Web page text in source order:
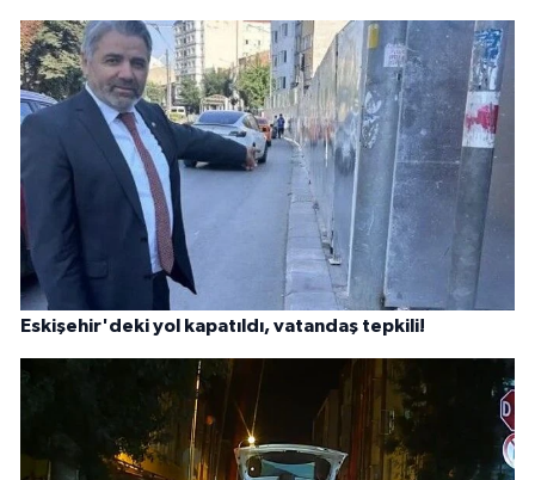
Eskişehir'deki yol kapatıldı, vatandaş tepkili!